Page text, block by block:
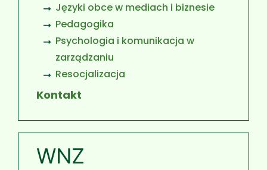
Języki obce w mediach i biznesie
Pedagogika
Psychologia i komunikacja w
zarządzaniu
Resocjalizacja
Kontakt
WNZ